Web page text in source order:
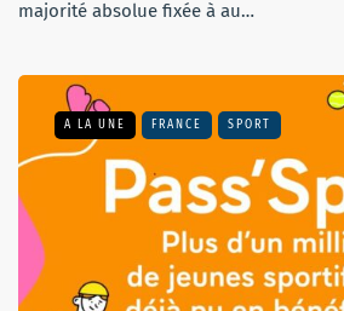
majorité absolue fixée à au…
A LA UNE FRANCE SPORT